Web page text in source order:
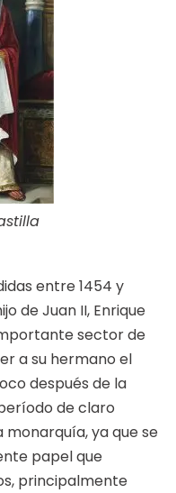
entre 1454 y
de Juan II, Enrique
sector de
a su hermano el
después de la
de claro
ya que se
papel que
principalmente